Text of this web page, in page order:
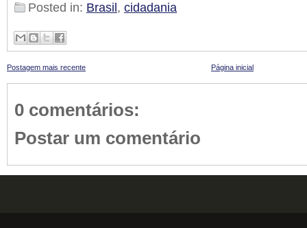
Posted in: Brasil , cidadania
Postagem mais recente Página inicial
0 comentários:
Postar um comentário